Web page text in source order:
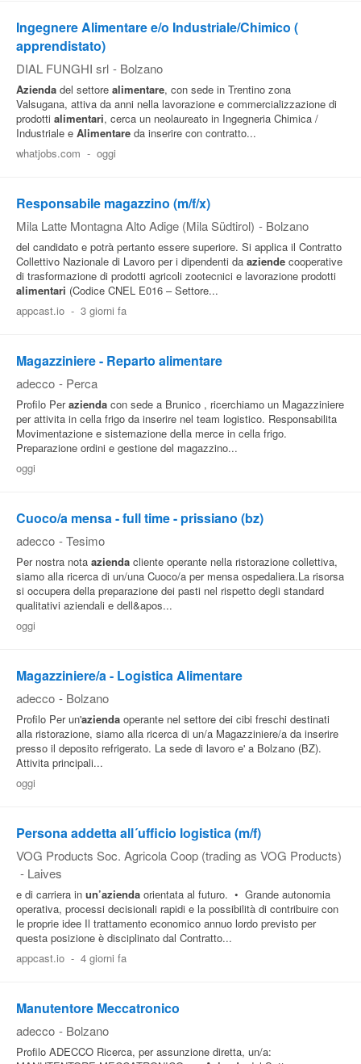
Ingegnere Alimentare e/o Industriale/Chimico (
apprendistato)
DIAL FUNGHI srl - Bolzano
Azienda del settore alimentare, con sede in Trentino zona
Valsugana, attiva da anni nella lavorazione e commercializzazione di
prodotti alimentari, cerca un neolaureato in Ingegneria Chimica /
Industriale e Alimentare da inserire con contratto...
whatjobs.com - oggi
Responsabile magazzino (m/f/x)
Mila Latte Montagna Alto Adige (Mila Südtirol) - Bolzano
del candidato e potrà pertanto essere superiore. Si applica il Contratto
Collettivo Nazionale di Lavoro per i dipendenti da aziende cooperative
di trasformazione di prodotti agricoli zootecnici e lavorazione prodotti
alimentari (Codice CNEL E016 – Settore...
appcast.io - 3 giorni fa
Magazziniere - Reparto alimentare
adecco - Perca
Profilo Perazienda con sede a Brunico , ricerchiamo un Magazziniere
per attivita in cella frigo da inserire nel team logistico. Responsabilita
Movimentazione e sistemazione della merce in cella frigo.
Preparazione ordini e gestione del magazzino...
oggi
Cuoco/a mensa - full time - prissiano (bz)
adecco - Tesimo
Per nostra nota azienda cliente operante nella ristorazione collettiva,
siamo alla ricerca di un/una Cuoco/a per mensa ospedaliera.La risorsa
si occupera della preparazione dei pasti nel rispetto degli standard
qualitativi aziendali e dell&apos...
oggi
Magazziniere/a - Logistica Alimentare
adecco - Bolzano
Profilo Per un'azienda operante nel settore dei cibi freschi destinati
alla ristorazione, siamo alla ricerca di un/a Magazziniere/a da inserire
presso il deposito refrigerato. La sede di lavoro e' a Bolzano (BZ).
Attivita principali...
oggi
Persona addetta all´ufficio logistica (m/f)
VOG Products Soc. Agricola Coop (trading as VOG Products)
- Laives
e di carriera in un’azienda orientata al futuro. • Grande autonomia
operativa, processi decisionali rapidi e la possibilità di contribuire con
le proprie idee Il trattamento economico annuo lordo previsto per
questa posizione è disciplinato dal Contratto...
appcast.io - 4 giorni fa
Manutentore Meccatronico
adecco - Bolzano
Profilo ADECCO Ricerca, per assunzione diretta, un/a: